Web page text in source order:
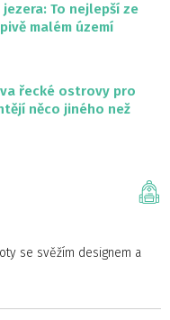
To nejlepší ze
malém území
řecké ostrovy pro
něco jiného než
se svěžím designem a